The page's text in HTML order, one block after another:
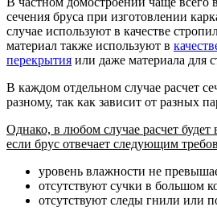
сечения бруса при изготовлении
случае используют в качестве
материал также используют в
перекрытия или даже материала для
В каждом отдельном случае расчет
разному, так как зависит от разных
Однако, в любом случае расчет будет
если брус отвечает следующим
уровень влажности не
отсутствуют сучки в большом
отсутствуют следы гнили или